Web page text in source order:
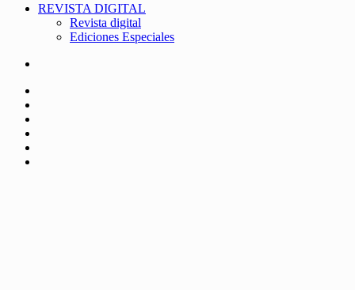
REVISTA DIGITAL
Revista digital
Ediciones Especiales